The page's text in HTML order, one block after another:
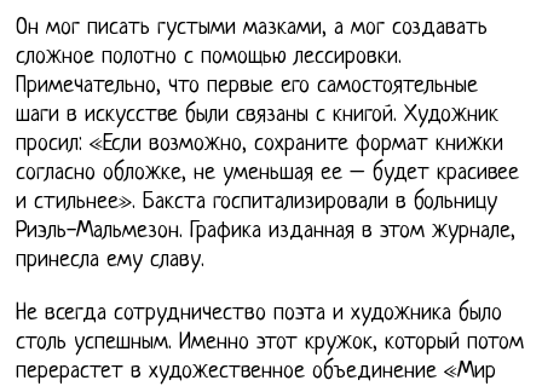
Он мог писать густыми мазками, а мог создавать
сложное полотно с помощью лессировки.
Примечательно, что первые его самостоятельные
шаги в искусстве были связаны с книгой. Художник
просил: «Если возможно, сохраните формат книжки
согласно обложке, не уменьшая ее – будет красивее
и стильнее». Бакста госпитализировали в больницу
Риэль-Мальмезон. Графика изданная в этом журнале,
принесла ему славу.
Не всегда сотрудничество поэта и художника было
столь успешным. Именно этот кружок, который потом
перерастет в художественное объединение «Мир